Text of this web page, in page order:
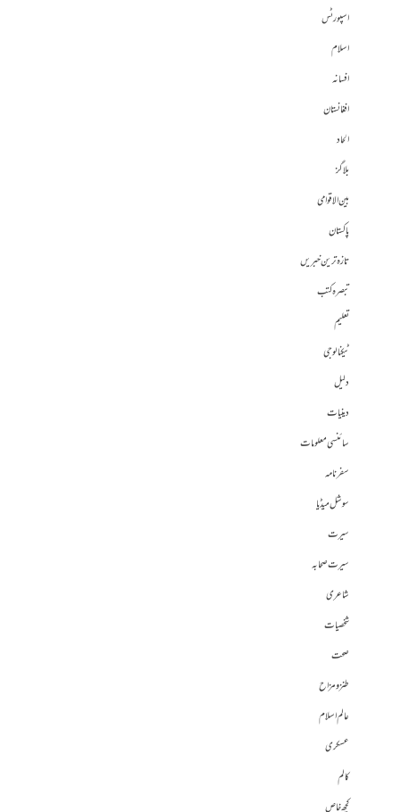
اسپورٹس
اسلام
افسانہ
افغانستان
الحاد
بلاگز
بین الاقوامی
پاکستان
تازہ ترین خبریں
تبصرہ کتب
تعلیم
ٹیکنالوجی
دلیل
دینیات
سائنسی معلومات
سفرنامہ
سوشل میڈیا
سیرت
سیرت صحابہ
شاعری
شخصیات
صحت
طنز و مزاح
عالم اسلام
عسکری
کالم
کچھ خاص